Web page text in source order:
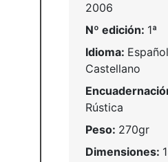
2006
Nº edición: 1ª
Idioma:
Castellano
Rústica
Peso: 270gr
Dimensiones: